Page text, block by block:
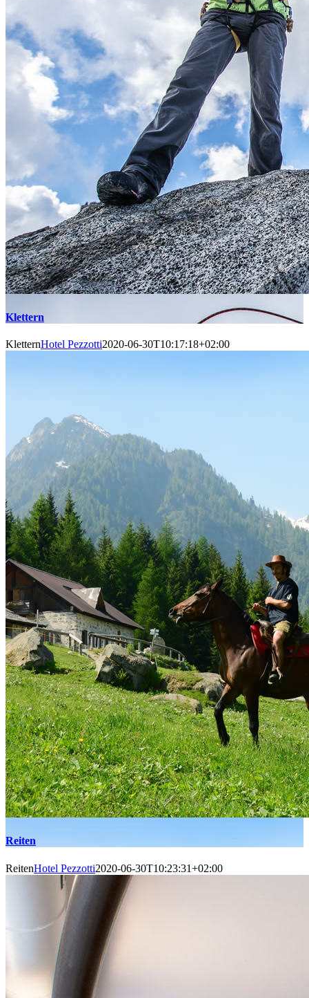
Klettern
KletternHotel Pezzotti2020-06-30T10:17:18+02:00
Reiten
ReitenHotel Pezzotti2020-06-30T10:23:31+02:00